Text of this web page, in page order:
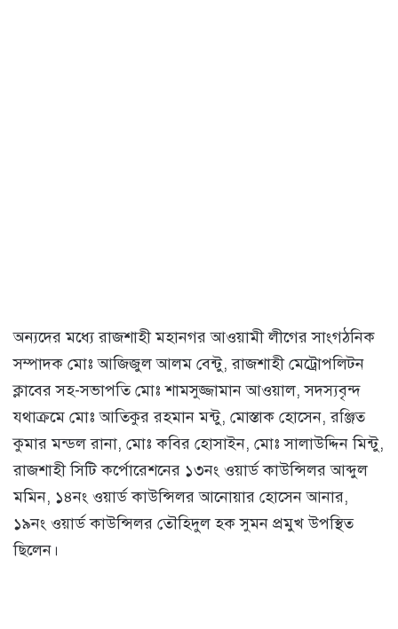
অন্যদের মধ্যে রাজশাহী মহানগর আওয়ামী লীগের সাংগঠনিক
সম্পাদক মোঃ আজিজুল আলম বেন্টু, রাজশাহী মেট্রোপলিটন
ক্লাবের সহ-সভাপতি মোঃ শামসুজ্জামান আওয়াল, সদস্যবৃন্দ
যথাক্রমে মোঃ আতিকুর রহমান মন্টু, মোস্তাক হোসেন, রঞ্জিত
কুমার মন্ডল রানা, মোঃ কবির হোসাইন, মোঃ সালাউদ্দিন মিন্টু,
রাজশাহী সিটি কর্পোরেশনের ১৩নং ওয়ার্ড কাউন্সিলর আব্দুল
মমিন, ১৪নং ওয়ার্ড কাউন্সিলর আনোয়ার হোসেন আনার,
১৯নং ওয়ার্ড কাউন্সিলর তৌহিদুল হক সুমন প্রমুখ উপস্থিত
ছিলেন।